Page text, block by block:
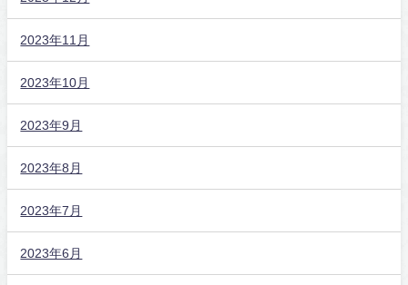
2023年11月
2023年10月
2023年9月
2023年8月
2023年7月
2023年6月